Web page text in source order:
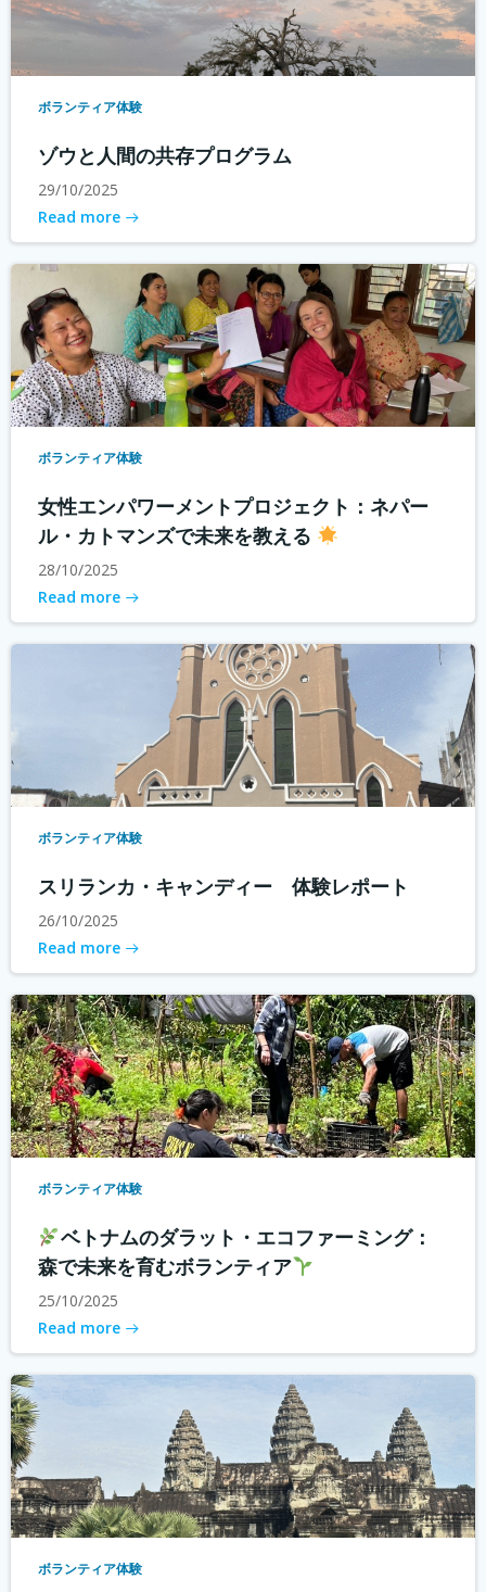
ボランティア体験
ゾウと人間の共存プログラム
29/10/2025
Read more
ボランティア体験
女性エンパワーメントプロジェクト：ネパー
ル・カトマンズで未来を教える
28/10/2025
Read more
ボランティア体験
スリランカ・キャンディー 体験レポート
26/10/2025
Read more
ボランティア体験
ベトナムのダラット・エコファーミング：
森で未来を育むボランティア
25/10/2025
Read more
ボランティア体験